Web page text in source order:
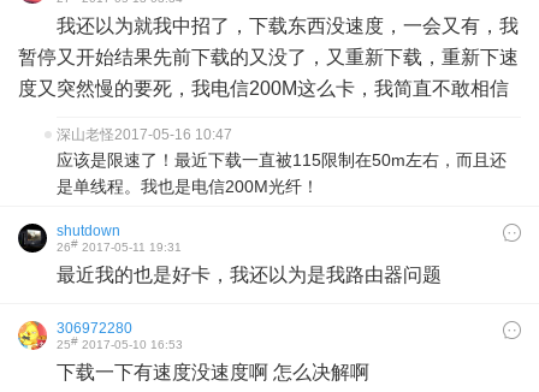
我还以为就我中招了，下载东西没速度，一会又有，我
暂停又开始结果先前下载的又没了，又重新下载，重新下速
度又突然慢的要死，我电信200M这么卡，我简直不敢相信
深山老怪2017-05-16 10:47
应该是限速了！最近下载一直被115限制在50m左右，而且还
是单线程。我也是电信200M光纤！
shutdown
26# 2017-05-11 19:31
最近我的也是好卡，我还以为是我路由器问题
306972280
25# 2017-05-10 16:53
下载一下有速度没速度啊 怎么决解啊